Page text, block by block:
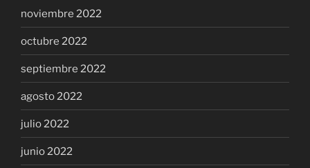
noviembre 2022
octubre 2022
septiembre 2022
agosto 2022
julio 2022
junio 2022